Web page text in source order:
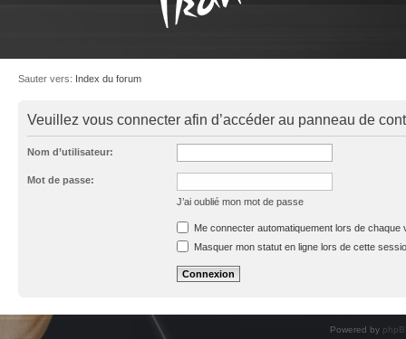
Sauter vers: Index du forum
Veuillez vous connecter afin d’accéder au panneau de
Nom d’utilisateur:
Mot de passe:
J’ai oublié mon mot de passe
Me connecter automatiquement lors de chaque
Masquer mon statut en ligne lors de cette
Powered by